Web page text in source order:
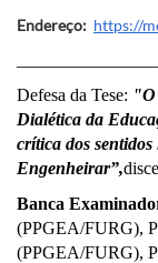
Endereço: https://
Defesa da Tese: "O
Dialética da
crítica dos
Engenheirar”,
Banca
(PPGEA/FURG),
(PPGEA/FURG),